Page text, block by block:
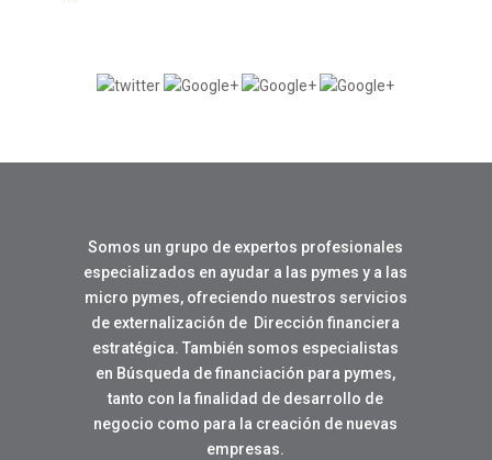
Somos un grupo de expertos profesionales
especializados en ayudar a las pymes y a las
micro pymes, ofreciendo nuestros servicios
de externalización de Dirección financiera
estratégica. También somos especialistas
en Búsqueda de financiación para pymes,
tanto con la finalidad de desarrollo de
negocio como para la creación de nuevas
empresas.